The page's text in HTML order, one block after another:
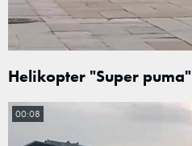
Helikopter "Super puma"
00:08